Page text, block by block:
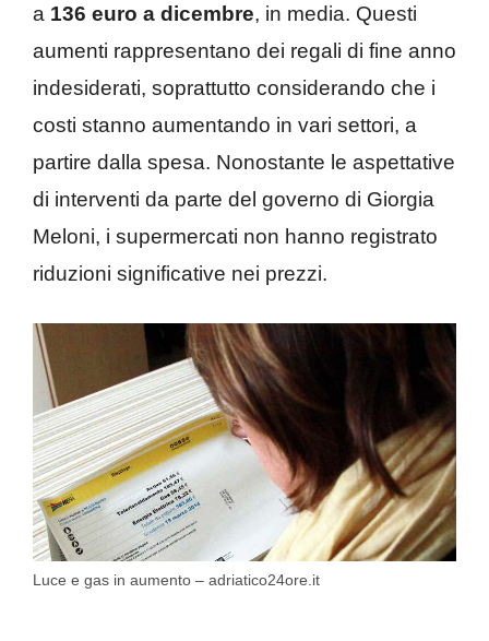
a 136 euro a dicembre, in media. Questi
aumenti rappresentano dei regali di fine anno
indesiderati, soprattutto considerando che i
costi stanno aumentando in vari settori, a
partire dalla spesa. Nonostante le aspettative
di interventi da parte del governo di Giorgia
Meloni, i supermercati non hanno registrato
riduzioni significative nei prezzi.
Luce e gas in aumento – adriatico24ore.it